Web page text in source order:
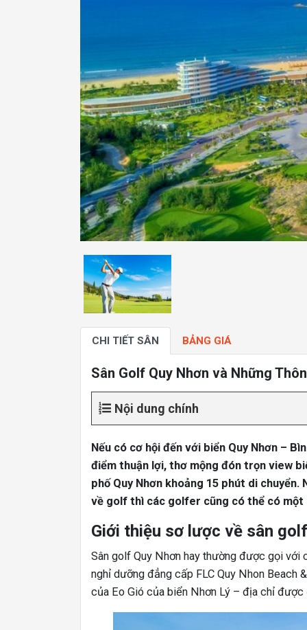
CHI TIẾT SÂN BẢNG GIÁ
Sân Golf Quy Nhơn và Những
Nội dung chính
Nếu có cơ hội đến với biển Quy Nhơn –
điểm thuận lợi, thơ mộng đón trọn view
phố Quy Nhơn khoảng 15 phút di
về golf thì các golfer cũng có thể có một
Giới thiệu sơ lược về sân
Sân golf Quy Nhơn hay thường được gọi với
nghỉ dưỡng đẳng cấp FLC Quy Nhon Beach
của Eo Gió của biển Nhơn Lý – địa chỉ